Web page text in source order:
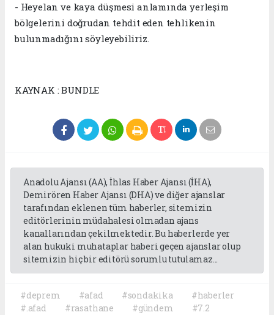
- Heyelan ve kaya düşmesi anlamında yerleşim
bölgelerini doğrudan tehdit eden tehlikenin
bulunmadığını söyleyebiliriz.
KAYNAK : BUNDLE
Anadolu Ajansı (AA), İhlas Haber Ajansı (İHA),
Demirören Haber Ajansı (DHA) ve diğer ajanslar
tarafından eklenen tüm haberler, sitemizin
editörlerinin müdahalesi olmadan ajans
kanallarından çekilmektedir. Bu haberlerde yer
alan hukuki muhataplar haberi geçen ajanslar olup
sitemizin hiç bir editörü sorumlu tutulamaz...
#deprem #afad #sondakika
#haberler
#.afad
#rasathane #gündem #7.2